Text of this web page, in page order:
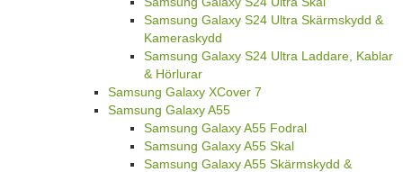
Samsung Galaxy S24 Ultra Skärmskydd &
Kameraskydd
Samsung Galaxy S24 Ultra Laddare, Kablar
& Hörlurar
Samsung Galaxy XCover 7
Samsung Galaxy A55
Samsung Galaxy A55 Fodral
Samsung Galaxy A55 Skal
Samsung Galaxy A55 Skärmskydd &